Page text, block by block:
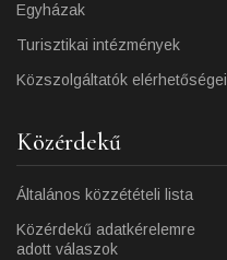
Egyházak
Turisztikai intézmények
Közszolgáltatók elérhetőségei
Közérdekű
Általános közzétételi lista
Közérdekű adatkérelemre
adott válaszok